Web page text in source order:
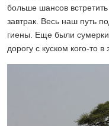
больше шансов
завтрак. Весь наш путь
гиены. Еще были
дорогу с куском кого-то в